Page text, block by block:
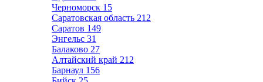
Черноморск 15
Саратовская область 212
Саратов 149
Энгельс 31
Балаково 27
Алтайский край 212
Барнаул 156